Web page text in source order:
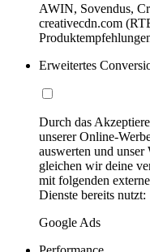
AWIN, Sovendus,
creativecdn.com
Erweitertes
Durch das
unserer Online-
auswerten und unser
gleichen wir deine
mit folgenden
Dienste bereits nutzt:
Google Ads